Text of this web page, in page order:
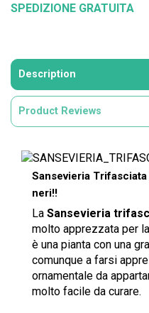
SPEDIZIONE GRATUITA
Description
Product Reviews
Sansevieria
neri!!
La Sansevieria
molto apprezzata per
è una pianta con una
comunque a farsi
ornamentale da
molto facile da curare.